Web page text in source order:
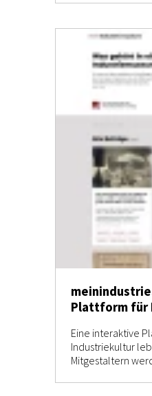
Plattform für
Eine interaktive
Industriekultur
Mitgestaltern